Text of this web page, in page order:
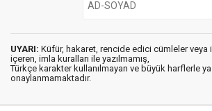
UYARI: Küfür, hakaret, rencide edici cümleler veya
içeren, imla kuralları ile yazılmamış,
Türkçe karakter kullanılmayan ve büyük harflerle
onaylanmamaktadır.